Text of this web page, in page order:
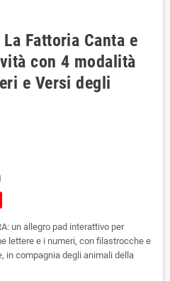
Fattoria Canta e
con 4 modalità
e Versi degli
un allegro pad interattivo per
lettere e i numeri, con filastrocche e
in compagnia degli animali della